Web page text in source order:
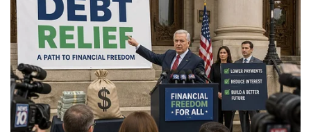
Thể thao
Bóng đá
Lịch thi đấu bóng đá
Thế giới thể thao
eSports
Ô tô - Xe máy
Ô tô
Xe máy
Tư vấn